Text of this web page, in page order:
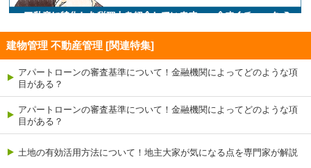
建物管理 不動産管理 [関連特集]
アパートローンの審査基準について！金融機関によってどのような項
目がある？
アパートローンの審査基準について！金融機関によってどのような項
目がある？
土地の有効活用方法について！地主大家が気になる点を専門家が解説